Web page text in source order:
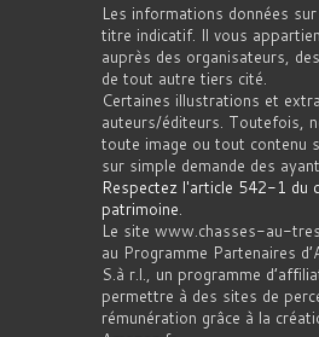
Les informations données
titre indicatif. Il vous
auprès des organisateurs,
de tout autre tiers cité.
Certaines illustrations et
auteurs/éditeurs. Toutefois,
toute image ou tout contenu
sur simple demande des
Respectez l'article 542-1 du
patrimoine
Le site www.chasses-au-
au Programme Partenaires
S.à r.l., un programme
permettre à des sites de
rémunération grâce à la